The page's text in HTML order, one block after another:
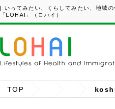
| いってみたい、くらしてみたい、地域
「LOHAI」（ロハイ）
TOP